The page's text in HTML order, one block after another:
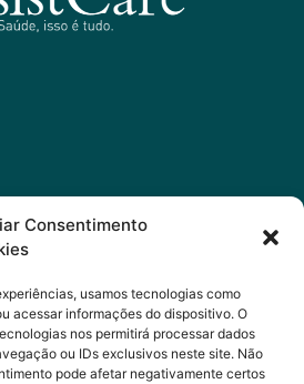
Consentimento
usamos tecnologias como
acessar informações do dispositivo. O
nos permitirá processar dados
ou IDs exclusivos neste site. Não
pode afetar negativamente certos